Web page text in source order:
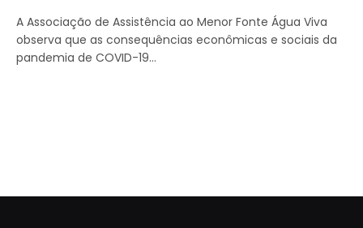
A Associação de Assistência ao Menor Fonte Água Viva
observa que as consequências econômicas e sociais da
pandemia de COVID-19…